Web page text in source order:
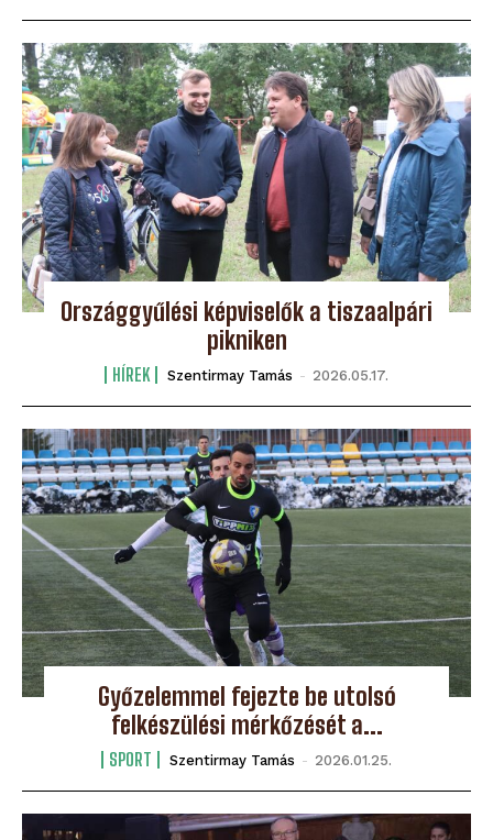
Országgyűlési képviselők a tiszaalpári
pikniken
HÍREK Szentirmay Tamás - 2026.05.17.
Győzelemmel fejezte be utolsó
felkészülési mérkőzését a...
SPORT Szentirmay Tamás - 2026.01.25.